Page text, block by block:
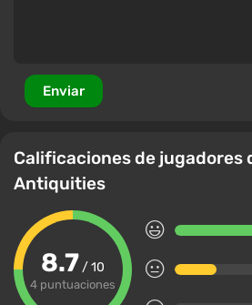
Enviar
Calificaciones de jugadores
Antiquities
8.7 / 10
4 puntuaciones